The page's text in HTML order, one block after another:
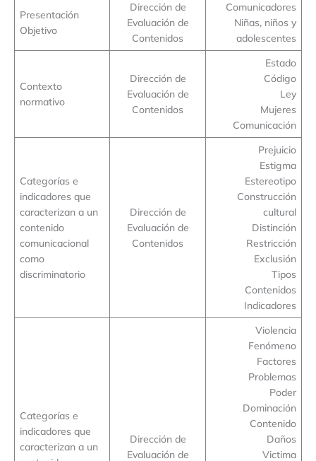
Presentación
Objetivo
Dirección de
Evaluación de
Contenidos
Comunicadores
Niñas, niños y
adolescentes
Contexto
normativo
Dirección de
Evaluación de
Contenidos
Estado
Código
Ley
Mujeres
Comunicación
Categorías e
indicadores que
caracterizan a un
contenido
comunicacional
como
discriminatorio
Dirección de
Evaluación de
Contenidos
Prejuicio
Estigma
Estereotipo
Construcción
cultural
Distinción
Restricción
Exclusión
Tipos
Contenidos
Indicadores
Categorías e
indicadores que
caracterizan a un
Dirección de
Evaluación de
Violencia
Fenómeno
Factores
Problemas
Poder
Dominación
Contenido
Daños
Victima